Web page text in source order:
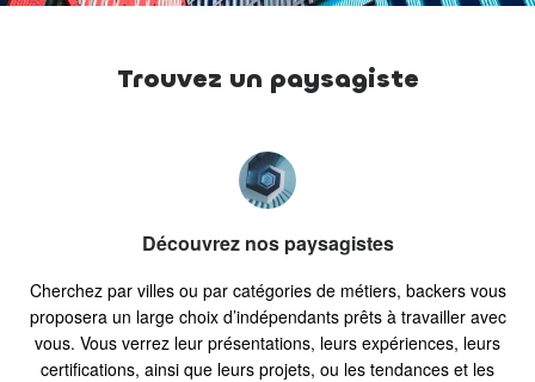
Trouvez un paysagiste
Découvrez nos paysagistes
Cherchez par villes ou par catégories de métiers, backers vous
proposera un large choix d’indépendants prêts à travailler avec
vous. Vous verrez leur présentations, leurs expériences, leurs
certifications, ainsi que leurs projets, ou les tendances et les